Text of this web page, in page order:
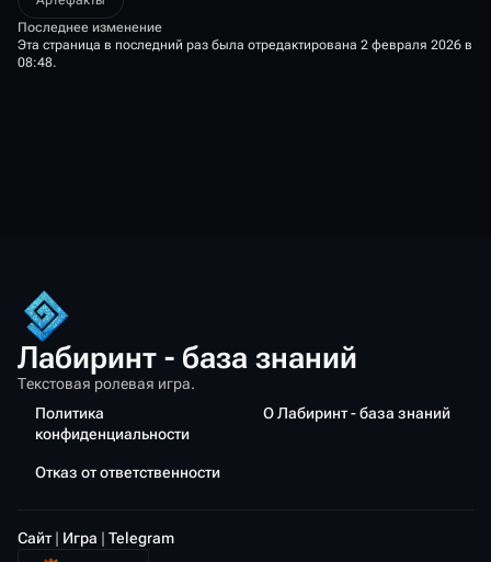
Последнее изменение
Эта страница в последний раз была отредактирована 2 февраля 2026 в
08:48.
Лабиринт - база знаний
Текстовая ролевая игра.
Политика
конфиденциальности
О Лабиринт - база знаний
Отказ от ответственности
Сайт| Игра | Telegram